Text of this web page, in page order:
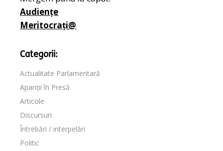
Audiențe
Meritocrați@
Categorii:
Actualitate Parlamentară
Apariții în Presă
Articole
Discursuri
Întrebări / interpelări
Politic